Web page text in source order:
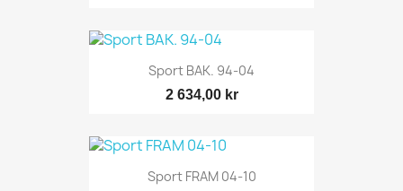
Sport BAK. 94-04
2 634,00 kr
Sport FRAM 04-10